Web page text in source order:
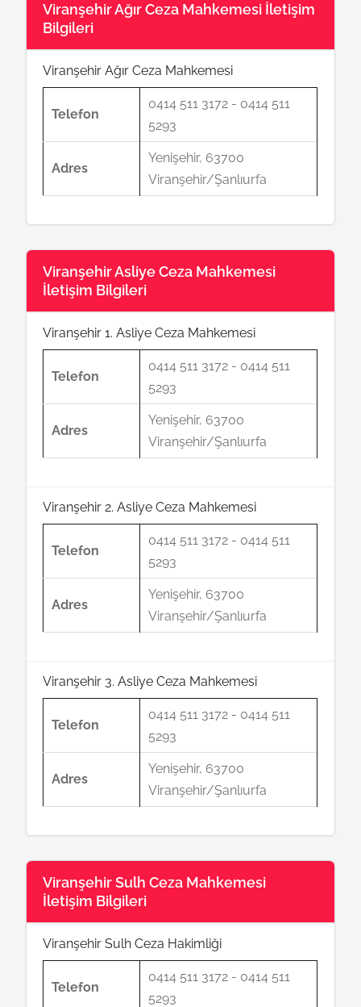
Viranşehir Ağır Ceza Mahkemesi İletişim
Bilgileri
Viranşehir Ağır Ceza Mahkemesi
Telefon
0414 511 3172 - 0414 511
5293
Adres
Yenişehir, 63700
Viranşehir/Şanlıurfa
Viranşehir Asliye Ceza Mahkemesi
İletişim Bilgileri
Viranşehir 1. Asliye Ceza Mahkemesi
Telefon
0414 511 3172 - 0414 511
5293
Adres
Yenişehir, 63700
Viranşehir/Şanlıurfa
Viranşehir 2. Asliye Ceza Mahkemesi
Telefon
0414 511 3172 - 0414 511
5293
Adres
Yenişehir, 63700
Viranşehir/Şanlıurfa
Viranşehir 3. Asliye Ceza Mahkemesi
Telefon
0414 511 3172 - 0414 511
5293
Adres
Yenişehir, 63700
Viranşehir/Şanlıurfa
Viranşehir Sulh Ceza Mahkemesi
İletişim Bilgileri
Viranşehir Sulh Ceza Hakimliği
Telefon
0414 511 3172 - 0414 511
5293